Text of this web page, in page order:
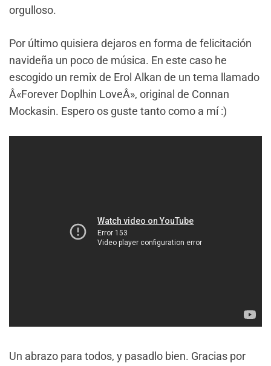
orgulloso.
Por último quisiera dejaros en forma de felicitación
navideña un poco de música. En este caso he
escogido un remix de Erol Alkan de un tema llamado
Â«Forever Doplhin LoveÂ», original de Connan
Mockasin. Espero os guste tanto como a mí :)
Un abrazo para todos, y pasadlo bien. Gracias por